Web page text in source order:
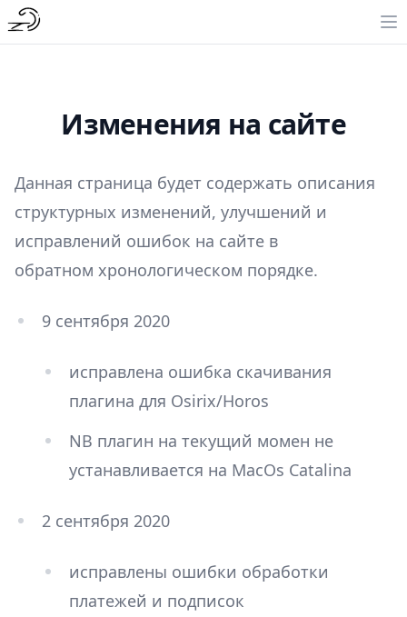
Изменения на сайте
Данная страница будет содержать описания
структурных изменений, улучшений и
исправлений ошибок на сайте в
обратном хронологическом порядке.
9 сентября 2020
исправлена ошибка скачивания
плагина для Osirix/Horos
NB плагин на текущий момен не
устанавливается на MacOs Catalina
2 сентября 2020
исправлены ошибки обработки
платежей и подписок